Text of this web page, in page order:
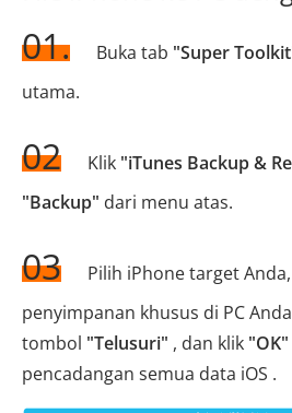
01. Buka tab "Super
utama.
02 Klik "iTunes Backup &
"Backup" dari menu atas.
03
Pilih iPhone target
penyimpanan khusus di PC
tombol "Telusuri" , dan klik "OK"
pencadangan semua data iOS .